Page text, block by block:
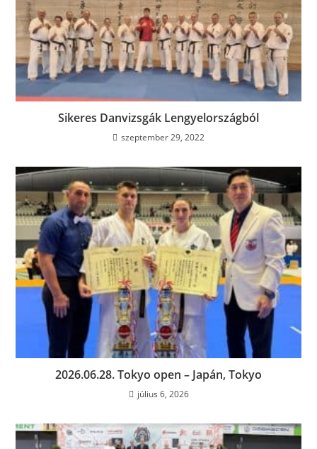
Sikeres Danvizsgák Lengyelországból
szeptember 29, 2022
2026.06.28. Tokyo open – Japán, Tokyo
július 6, 2026